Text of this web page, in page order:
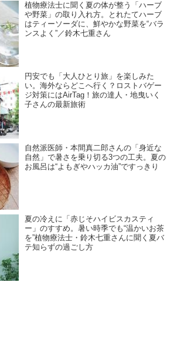
植物療法士に聞く夏の体が整う「ハーブ
や野菜」の取り入れ方。とれたてハーブ
はティーソーダに、鮮やかな野菜を“バラ
ンスよく”／鈴木七重さん
円安でも「大人ひとり旅」を楽しみた
い。海外ならどこへ行く？ロストバゲー
ジ対策にはAirTag！旅の達人・地曳いく
子さんの最新旅術
自然派医師・本間真二郎さんの「身近な
自然」で暑さを乗り切る3つの工夫。夏の
お風呂は“よもぎやハッカ油”ですっきり
夏の冷えに「赤じそハイビスカスティ
ー」のすすめ。暑い時季でも“温かいお茶
を”植物療法士・鈴木七重さんに聞く夏バ
テ知らずの過ごし方